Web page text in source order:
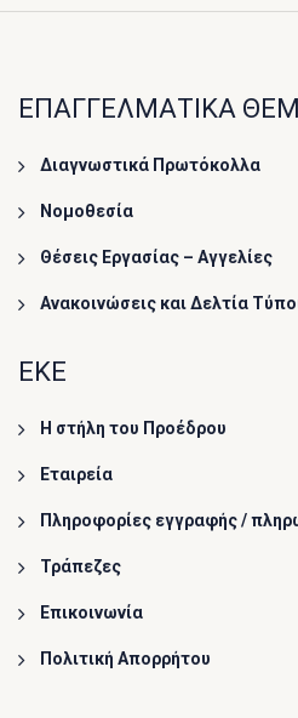
ΕΠΑΓΓΕΛΜΑΤΙΚΑ
Διαγνωστικά Πρωτόκολλα
Νομοθεσία
Θέσεις Εργασίας – Αγγελίες
Ανακοινώσεις και Δελτία
ΕΚΕ
Η στήλη του Προέδρου
Εταιρεία
Πληροφορίες εγγραφής /
Τράπεζες
Επικοινωνία
Πολιτική Απορρήτου